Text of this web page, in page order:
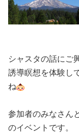
シャスタの話にご
誘導瞑想を体験し
ね
参加者のみなさん
のイベントです。